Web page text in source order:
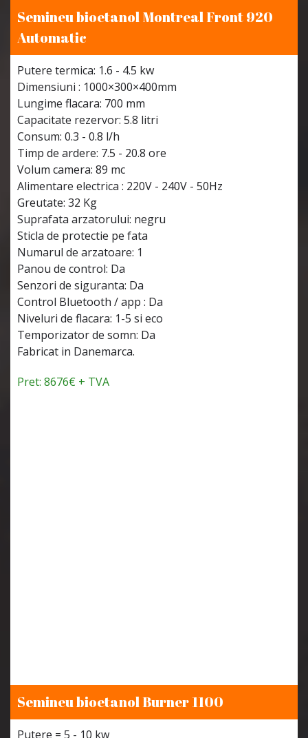
Semineu bioetanol Montreal Front 920
Automatic
Putere termica: 1.6 - 4.5 kw
Dimensiuni : 1000×300×400mm
Lungime flacara: 700 mm
Capacitate rezervor: 5.8 litri
Consum: 0.3 - 0.8 l/h
Timp de ardere: 7.5 - 20.8 ore
Volum camera: 89 mc
Alimentare electrica : 220V - 240V - 50Hz
Greutate: 32 Kg
Suprafata arzatorului: negru
Sticla de protectie pe fata
Numarul de arzatoare: 1
Panou de control: Da
Senzori de siguranta: Da
Control Bluetooth / app : Da
Niveluri de flacara: 1-5 si eco
Temporizator de somn: Da
Fabricat in Danemarca.
Pret: 8676€ + TVA
Semineu bioetanol Burner 1100
Putere = 5 - 10 kw